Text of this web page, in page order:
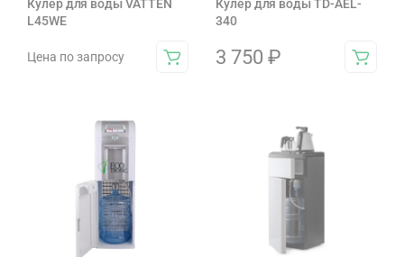
Кулер для воды VATTEN
L45WE
Цена по запросу
Кулер для воды TD-AEL-
340
3 750 ₽